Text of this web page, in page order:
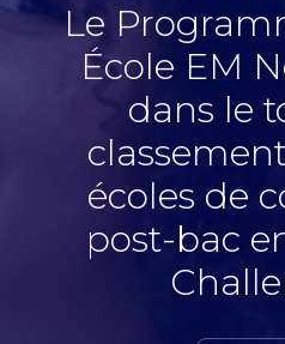
Le
École EM
dans le
écoles de
post-bac